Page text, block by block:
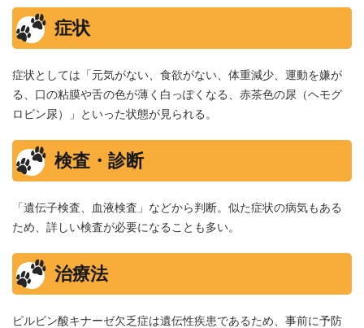
症状
症状としては「元気がない、食欲がない、体重減少、運動を嫌が
る、口の粘膜や舌の色が薄く白っぽくなる、赤茶色の尿（ヘモグ
ロビン尿）」といった状態が見られる。
検査・診断
「遺伝子検査、血液検査」などから判断。似た症状の病気もある
ため、詳しい検査が必要になることも多い。
治療法
ピルビン酸キナーゼ欠乏症は遺伝性疾患であるため、事前に予防